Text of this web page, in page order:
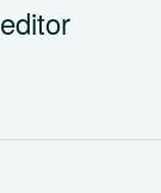
editor